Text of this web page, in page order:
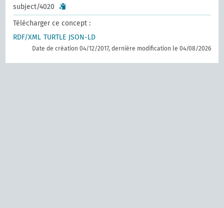
subject/4020
Télécharger ce concept :
RDF/XML TURTLE JSON-LD
Date de création 04/12/2017, dernière modification le 04/08/2026